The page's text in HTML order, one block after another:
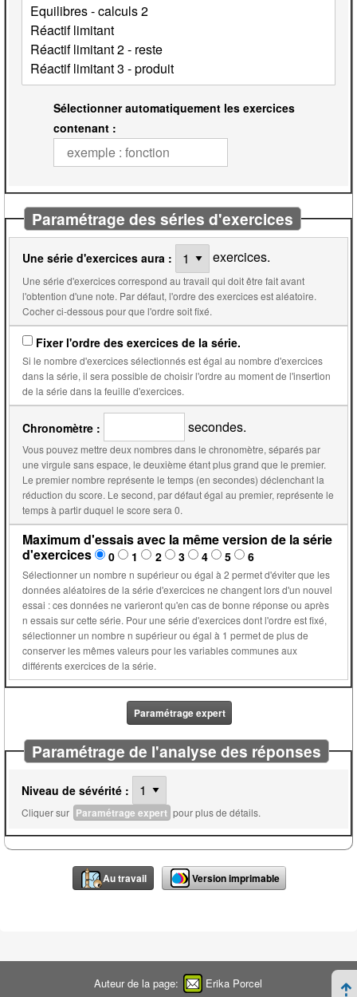
Sélectionner automatiquement les exercices
contenant :
Paramétrage des séries d'exercices
Une série d'exercices aura : exercices.
Une série d'exercices correspond au travail qui doit être fait avant
l'obtention d'une note. Par défaut, l'ordre des exercices est aléatoire.
Cocher ci-dessous pour que l'ordre soit fixé.
Fixer l'ordre des exercices de la série.
Si le nombre d'exercices sélectionnés est égal au nombre d'exercices
dans la série, il sera possible de choisir l'ordre au moment de l'insertion
de la série dans la feuille d'exercices.
Chronomètre : secondes.
Vous pouvez mettre deux nombres dans le chronomètre, séparés par
une virgule sans espace, le deuxième étant plus grand que le premier.
Le premier nombre représente le temps (en secondes) déclenchant la
réduction du score. Le second, par défaut égal au premier, représente le
temps à partir duquel le score sera 0.
Maximum d'essais avec la même version de la série
d'exercices
0 1 2 3 4 5 6
Sélectionner un nombre n supérieur ou égal à 2 permet d'éviter que les
données aléatoires de la série d'exercices ne changent lors d'un nouvel
essai : ces données ne varieront qu'en cas de bonne réponse ou après
n essais sur cette série. Pour une série d'exercices dont l'ordre est fixé,
sélectionner un nombre n supérieur ou égal à 1 permet de plus de
conserver les mêmes valeurs pour les variables communes aux
différents exercices de la série.
Paramétrage expert
Paramétrage de l'analyse des réponses
Niveau de sévérité :
Cliquer sur Paramétrage expert pour plus de détails.
Au travail Version imprimable
Auteur de la page:
Erika Porcel